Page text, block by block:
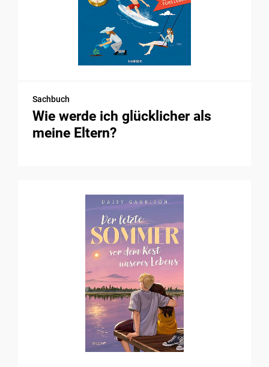
Sachbuch
Wie werde ich glücklicher als
meine Eltern?